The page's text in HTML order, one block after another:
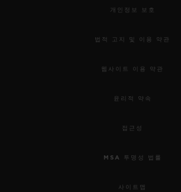
개인정보 보호
법적 고지 및 이용 약관
웹사이트 이용 약관
윤리적 약속
접근성
MSA 투명성 법률
사이트맵